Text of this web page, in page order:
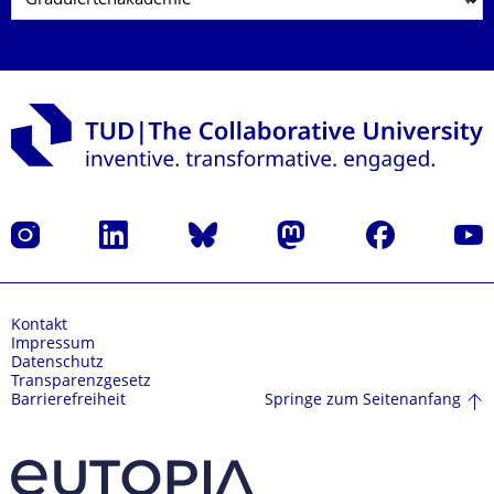
Instagram LinkedIn Bluesky Mastodon Facebook
Kontakt
Impressum
Datenschutz
Transparenzgesetz
Barrierefreiheit
Springe zum Seitenanfang